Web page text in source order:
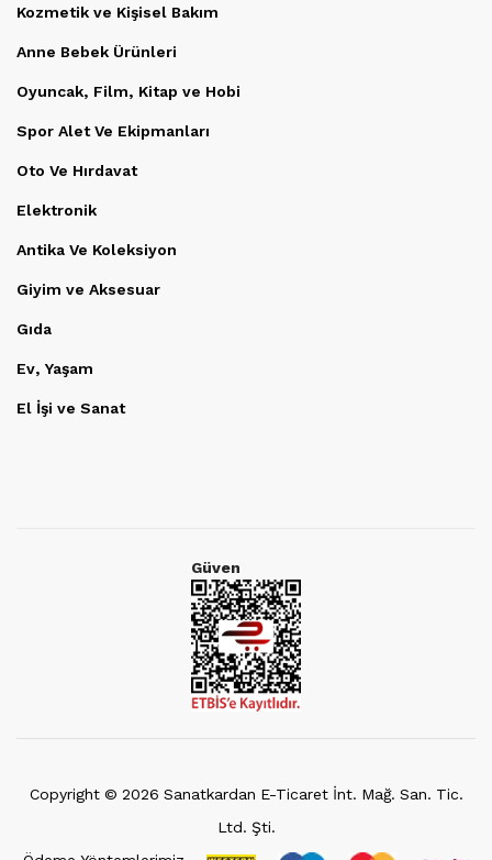
Kozmetik ve Kişisel Bakım
Anne Bebek Ürünleri
Oyuncak, Film, Kitap ve Hobi
Spor Alet Ve Ekipmanları
Oto Ve Hırdavat
Elektronik
Antika Ve Koleksiyon
Giyim ve Aksesuar
Gıda
Ev, Yaşam
El İşi ve Sanat
Güven
Copyright © 2026 Sanatkardan E-Ticaret İnt. Mağ. San. Tic.
Ltd. Şti.